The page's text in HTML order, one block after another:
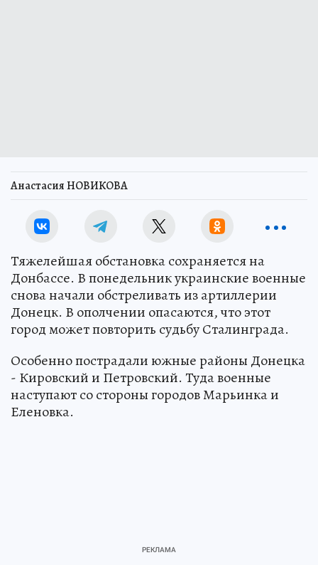
Анастасия НОВИКОВА
Тяжелейшая обстановка сохраняется на
Донбассе. В понедельник украинские военные
снова начали обстреливать из артиллерии
Донецк. В ополчении опасаются, что этот
город может повторить судьбу Сталинграда.
Особенно пострадали южные районы Донецка
- Кировский и Петровский. Туда военные
наступают со стороны городов Марьинка и
Еленовка.